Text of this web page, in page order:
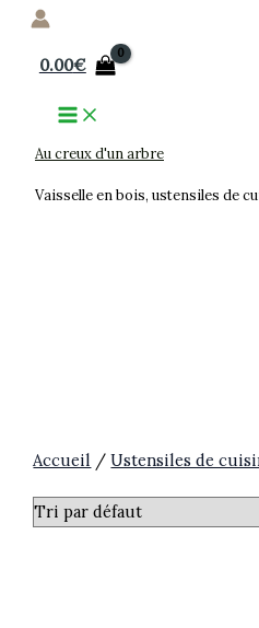
Aller
contenu
0.00€
Au creux d'un arbre
Vaisselle en bois, ustensiles de
Accueil /Ustensiles de